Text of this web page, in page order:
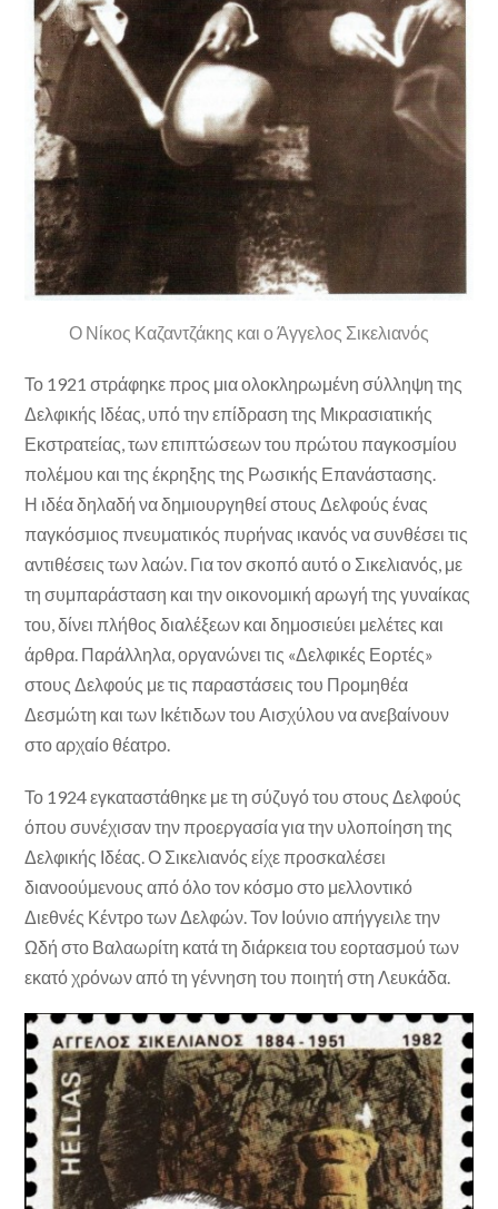
Ο Νίκος Καζαντζάκης και ο Άγγελος Σικελιανός
Το 1921 στράφηκε προς μια ολοκληρωμένη σύλληψη της
Δελφικής Ιδέας, υπό την επίδραση της Μικρασιατικής
Εκστρατείας, των επιπτώσεων του πρώτου παγκοσμίου
πολέμου και της έκρηξης της Ρωσικής Επανάστασης.
Η ιδέα δηλαδή να δημιουργηθεί στους Δελφούς ένας
παγκόσμιος πνευματικός πυρήνας ικανός να συνθέσει τις
αντιθέσεις των λαών. Για τον σκοπό αυτό ο Σικελιανός, με
τη συμπαράσταση και την οικονομική αρωγή της γυναίκας
του, δίνει πλήθος διαλέξεων και δημοσιεύει μελέτες και
άρθρα. Παράλληλα, οργανώνει τις «Δελφικές Εορτές»
στους Δελφούς με τις παραστάσεις του Προμηθέα
Δεσμώτη και των Ικέτιδων του Αισχύλου να ανεβαίνουν
στο αρχαίο θέατρο.
Το 1924 εγκαταστάθηκε με τη σύζυγό του στους Δελφούς
όπου συνέχισαν την προεργασία για την υλοποίηση της
Δελφικής Ιδέας. Ο Σικελιανός είχε προσκαλέσει
διανοούμενους από όλο τον κόσμο στο μελλοντικό
Διεθνές Κέντρο των Δελφών. Τον Ιούνιο απήγγειλε την
Ωδή στο Βαλαωρίτη κατά τη διάρκεια του εορτασμού των
εκατό χρόνων από τη γέννηση του ποιητή στη Λευκάδα.